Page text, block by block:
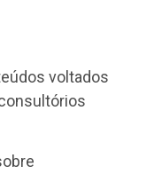
voltados